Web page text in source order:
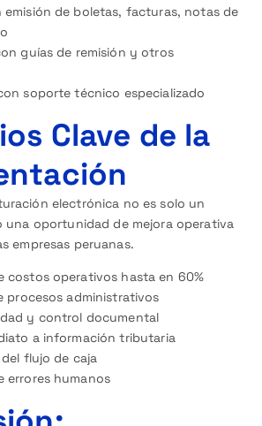
emisión de boletas, facturas, notas de
guías de remisión y otros
soporte técnico especializado
Clave de la
electrónica no es solo un
una oportunidad de mejora operativa
empresas peruanas.
costos operativos hasta en 60%
procesos administrativos
y control documental
a información tributaria
flujo de caja
errores humanos